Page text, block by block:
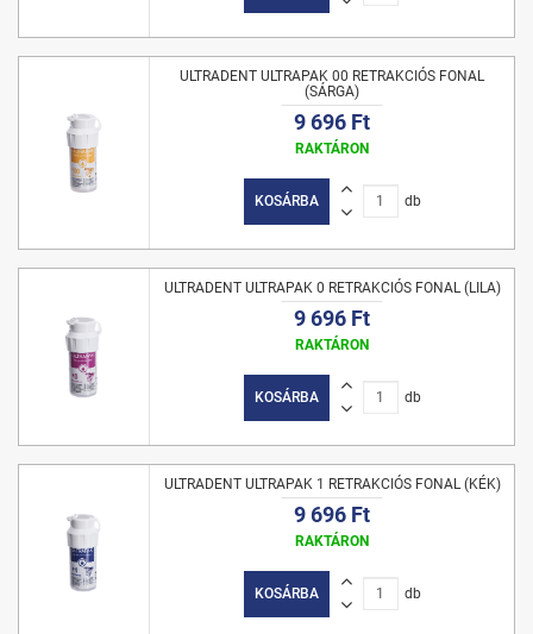
ULTRADENT ULTRAPAK 00 RETRAKCIÓS FONAL
(SÁRGA)
9 696 Ft
RAKTÁRON
KOSÁRBA db
ULTRADENT ULTRAPAK 0 RETRAKCIÓS FONAL (LILA)
9 696 Ft
RAKTÁRON
KOSÁRBA db
ULTRADENT ULTRAPAK 1 RETRAKCIÓS FONAL (KÉK)
9 696 Ft
RAKTÁRON
KOSÁRBA db